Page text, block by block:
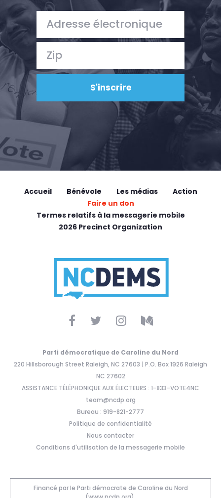
Accueil Bénévole Les médias
Action
Faire un don
Termes relatifs à la messagerie mobile
2026 Precinct Organization
Parti démocratique de Caroline du Nord
220 Hillsborough Street Raleigh, NC 27603 | P.O. Box 1926 Raleigh
NC 27602
ASSISTANCE TÉLÉPHONIQUE AUX ÉLECTEURS : 1-833-VOTE4NC
team@ncdp.org
Bureau : 919-821-2777
Politique de confidentialité
Nous contacter
Conditions d'utilisation de la messagerie mobile
Financé par le Parti démocrate de Caroline du Nord